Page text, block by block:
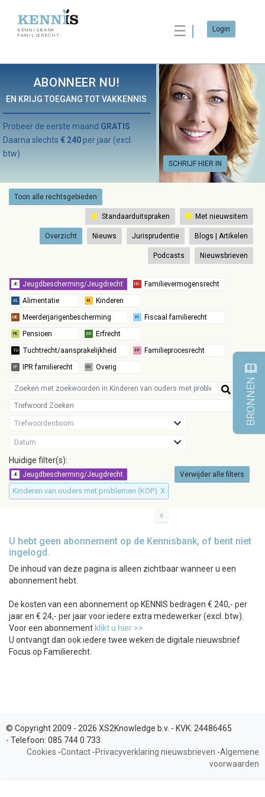
KENNISBANK
FAMILIERECHT
☰ Login
ABONNEER NU!
EN KRIJG TOEGANG TOT VAKKENNIS
SCHRIJF HIER IN
Probeer de eerste maand GRATIS
Daarna slechts € 240 per jaar (excl.
btw)
Toon alle rechtsgebieden
Standaarduitspraken Met nieuwsitem
Overzicht Nieuws Jurisprudentie Blogs | Artikelen
Podcasts Nieuwsbrieven
Trefwoordenboom
Datum
Huidige filter(s):
Kinderen van ouders met problemen (KOP) X
Verwijder alle filters
U hebt geen abonnement op de Kennisbank, of bent niet
ingelogd.
De inhoud van deze pagina is alleen zichtbaar wanneer u een
abonnement hebt.
De kosten van een abonnement op KENNIS bedragen € 240,- per
jaar en € 24,- per jaar voor iedere extra medewerker (excl. btw).
Voor een abonnement klikt u hier >>
U ontvangt dan ook iedere twee weken de digitale nieuwsbrief
Focus op Familierecht.
BRONNEN
© Copyright 2009 - 2026 XS2Knowledge b.v. - KVK: 24486465
- Telefoon: 085 744 0 733
Cookies -Contact -Privacyverklaring nieuwsbrieven -Algemene
voorwaarden